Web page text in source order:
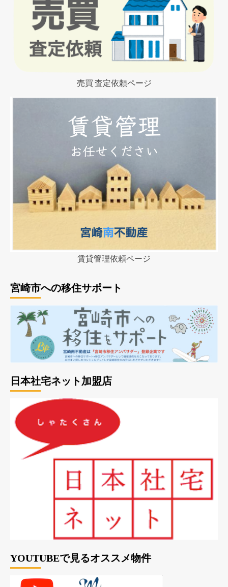
売買 査定依頼ページ
賃貸管理依頼ページ
宮崎市への移住サポート
日本社宅ネット加盟店
YOUTUBEで見るオススメ物件